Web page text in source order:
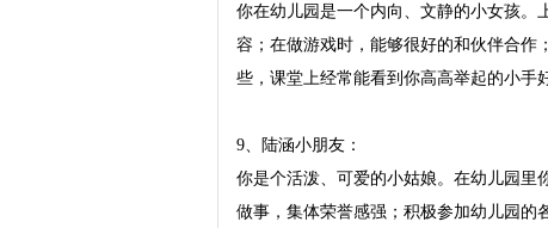
你在幼儿园是一个内向、文静的小女孩。
容；在做游戏时，能够很好的和伙伴合作
些，课堂上经常能看到你高高举起的小手
9、陆涵小朋友：
你是个活泼、可爱的小姑娘。在幼儿园里
做事，集体荣誉感强；积极参加幼儿园的